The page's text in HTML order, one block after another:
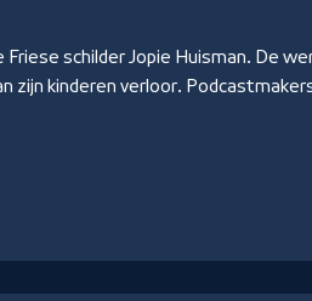
schilder Jopie Huisman. De
zijn kinderen verloor.